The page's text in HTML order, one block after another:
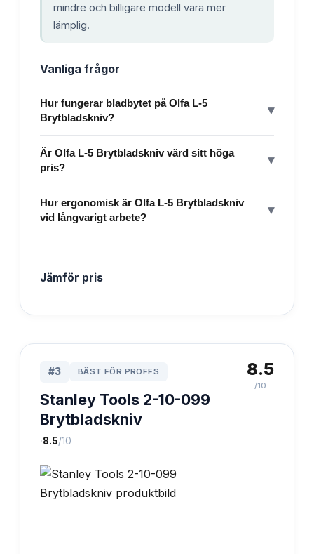
mindre och billigare modell vara mer
lämplig.
Vanliga frågor
Hur fungerar bladbytet på Olfa L-5
Brytbladskniv?
▾
Är Olfa L-5 Brytbladskniv värd sitt höga
pris?
▾
Hur ergonomisk är Olfa L-5 Brytbladskniv
vid långvarigt arbete?
▾
Jämför pris
#3 BÄST FÖR PROFFS
Stanley Tools 2-10-099
Brytbladskniv
·8.5/10
8.5
/10